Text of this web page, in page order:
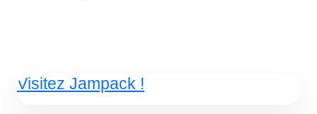
Forfaits hôtels + billets
Visitez Jampack !